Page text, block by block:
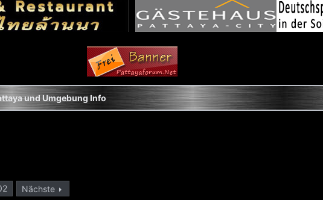
und Umgebung Info
Nächste